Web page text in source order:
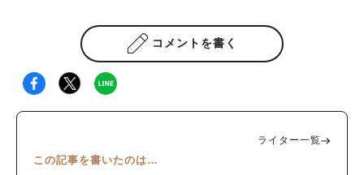
コメントを書く
ライター一覧
この記事を書いたのは…